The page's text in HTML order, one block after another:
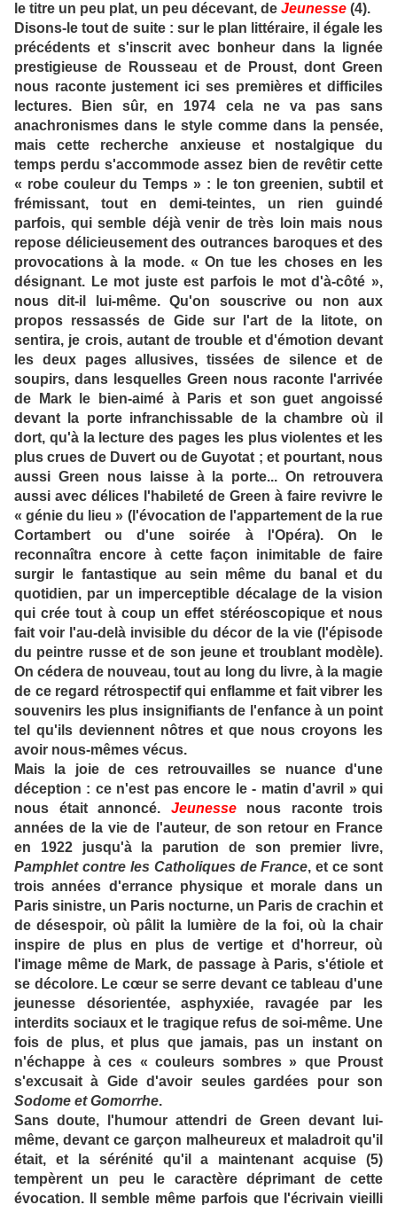
le titre un peu plat, un peu décevant, de Jeunesse (4).
Disons-le tout de suite : sur le plan littéraire, il égale les
précédents et s'inscrit avec bonheur dans la lignée
prestigieuse de Rousseau et de Proust, dont Green
nous raconte justement ici ses premières et difficiles
lectures. Bien sûr, en 1974 cela ne va pas sans
anachronismes dans le style comme dans la pensée,
mais cette recherche anxieuse et nostalgique du
temps perdu s'accommode assez bien de revêtir cette
« robe couleur du Temps » : le ton greenien, subtil et
frémissant, tout en demi-teintes, un rien guindé
parfois, qui semble déjà venir de très loin mais nous
repose délicieusement des outrances baroques et des
provocations à la mode. « On tue les choses en les
désignant. Le mot juste est parfois le mot d'à-côté »,
nous dit-il lui-même. Qu'on souscrive ou non aux
propos ressassés de Gide sur l'art de la litote, on
sentira, je crois, autant de trouble et d'émotion devant
les deux pages allusives, tissées de silence et de
soupirs, dans lesquelles Green nous raconte l'arrivée
de Mark le bien-aimé à Paris et son guet angoissé
devant la porte infranchissable de la chambre où il
dort, qu'à la lecture des pages les plus violentes et les
plus crues de Duvert ou de Guyotat ; et pourtant, nous
aussi Green nous laisse à la porte... On retrouvera
aussi avec délices l'habileté de Green à faire revivre le
« génie du lieu » (l'évocation de l'appartement de la rue
Cortambert ou d'une soirée à l'Opéra). On le
reconnaîtra encore à cette façon inimitable de faire
surgir le fantastique au sein même du banal et du
quotidien, par un imperceptible décalage de la vision
qui crée tout à coup un effet stéréoscopique et nous
fait voir l'au-delà invisible du décor de la vie (l'épisode
du peintre russe et de son jeune et troublant modèle).
On cédera de nouveau, tout au long du livre, à la magie
de ce regard rétrospectif qui enflamme et fait vibrer les
souvenirs les plus insignifiants de l'enfance à un point
tel qu'ils deviennent nôtres et que nous croyons les
avoir nous-mêmes vécus.
Mais la joie de ces retrouvailles se nuance d'une
déception : ce n'est pas encore le - matin d'avril » qui
nous était annoncé. Jeunessenous raconte trois
années de la vie de l'auteur, de son retour en France
en 1922 jusqu'à la parution de son premier livre,
Pamphlet contre les Catholiques de France, et ce sont
trois années d'errance physique et morale dans un
Paris sinistre, un Paris nocturne, un Paris de crachin et
de désespoir, où pâlit la lumière de la foi, où la chair
inspire de plus en plus de vertige et d'horreur, où
l'image même de Mark, de passage à Paris, s'étiole et
se décolore. Le cœur se serre devant ce tableau d'une
jeunesse désorientée, asphyxiée, ravagée par les
interdits sociaux et le tragique refus de soi-même. Une
fois de plus, et plus que jamais, pas un instant on
n'échappe à ces « couleurs sombres » que Proust
s'excusait à Gide d'avoir seules gardées pour son
Sodome et Gomorrhe.
Sans doute, l'humour attendri de Green devant lui-
même, devant ce garçon malheureux et maladroit qu'il
était, et la sérénité qu'il a maintenant acquise (5)
tempèrent un peu le caractère déprimant de cette
évocation. Il semble même parfois que l'écrivain vieilli